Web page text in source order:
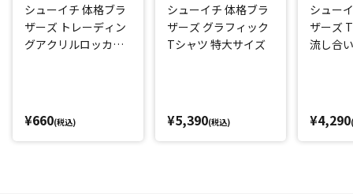
シューイチ 体格ブラ
ザーズ トレーディン
グアクリルロッカー
¥660(税込)
シューイチ 体格ブラ
ザーズ グラフィック
Tシャツ 特大サイズ
¥5,390(税込)
シュー
ザーズ
流し合
¥4,290